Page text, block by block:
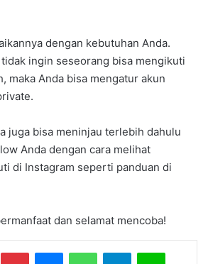
dengan kebutuhan Anda.
ingin seseorang bisa mengikuti
maka Anda bisa mengatur akun
juga bisa meninjau terlebih dahulu
Anda dengan cara melihat
di Instagram seperti panduan di
dan selamat mencoba!
PinterestMessengerWhatsAppTelegramLine